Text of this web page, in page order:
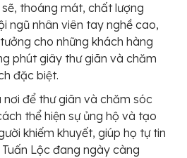
thoáng mát, chất lượng
ngũ nhân viên tay nghề cao,
cho những khách hàng
phút giây thư giãn và chăm
đặc biệt.
nơi để thư giãn và chăm sóc
thể hiện sự ủng hộ và tạo
khiếm khuyết, giúp họ tự tin
Lộc đang ngày càng